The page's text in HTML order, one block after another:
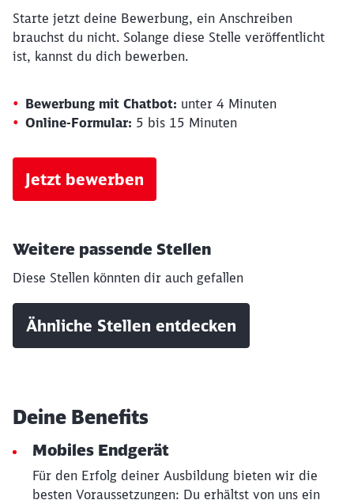
Starte jetzt deine Bewerbung, ein Anschreiben
brauchst du nicht. Solange diese Stelle veröffentlicht
ist, kannst du dich bewerben.
Bewerbung mit Chatbot: unter 4 Minuten
Online-Formular: 5 bis 15 Minuten
Jetzt bewerben
Weitere passende Stellen
Diese Stellen könnten dir auch gefallen
Ähnliche Stellen entdecken
Deine Benefits
Mobiles Endgerät
Für den Erfolg deiner Ausbildung bieten wir die
besten Voraussetzungen: Du erhältst von uns ein